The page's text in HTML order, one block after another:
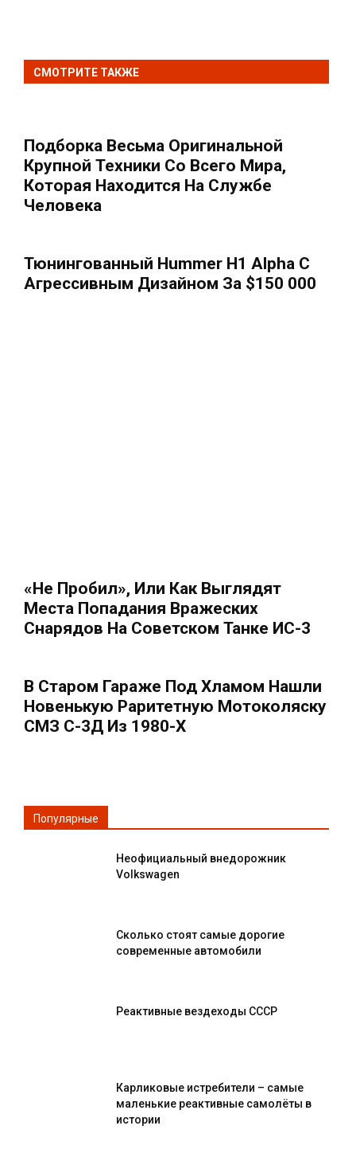
СМОТРИТЕ ТАКЖЕ
Подборка Весьма Оригинальной
Крупной Техники Со Всего Мира,
Которая Находится На Службе
Человека
Тюнингованный Hummer H1 Alpha С
Агрессивным Дизайном За $150 000
«Не Пробил», Или Как Выглядят
Места Попадания Вражеских
Снарядов На Советском Танке ИС-3
В Старом Гараже Под Хламом Нашли
Новенькую Раритетную Мотоколяску
СМЗ С-3Д Из 1980-Х
Популярные
Неофициальный внедорожник
Volkswagen
Сколько стоят самые дорогие
современные автомобили
Реактивные вездеходы СССР
Карликовые истребители – самые
маленькие реактивные самолёты в
истории